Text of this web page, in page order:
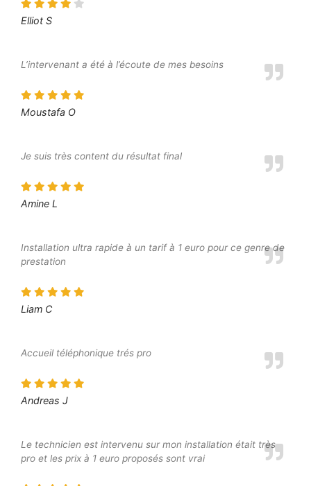
Elliot S
L’intervenant a été à l’écoute de mes besoins
Moustafa O
Je suis très content du résultat final
Amine L
Installation ultra rapide à un tarif à 1 euro pour ce genre de
prestation
Liam C
Accueil téléphonique trés pro
Andreas J
Le technicien est intervenu sur mon installation était très
pro et les prix à 1 euro proposés sont vrai